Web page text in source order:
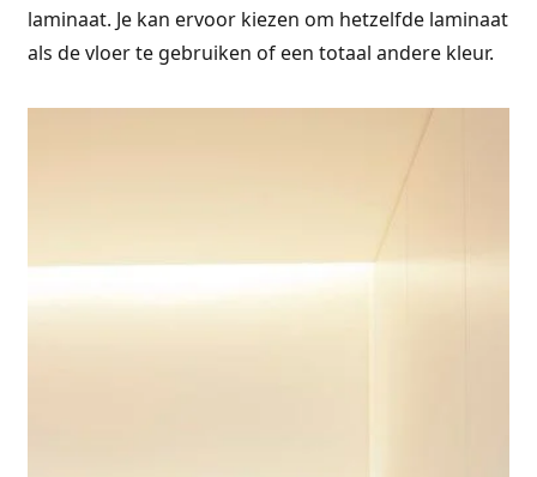
laminaat. Je kan ervoor kiezen om hetzelfde laminaat
als de vloer te gebruiken of een totaal andere kleur.